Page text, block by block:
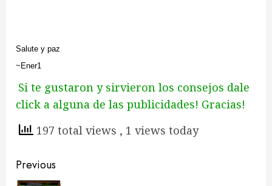
Salute y paz
~Ener1
Si te gustaron y sirvieron los consejos dale
click a alguna de las publicidades! Gracias!
197 total views , 1 views today
Continue
Previous